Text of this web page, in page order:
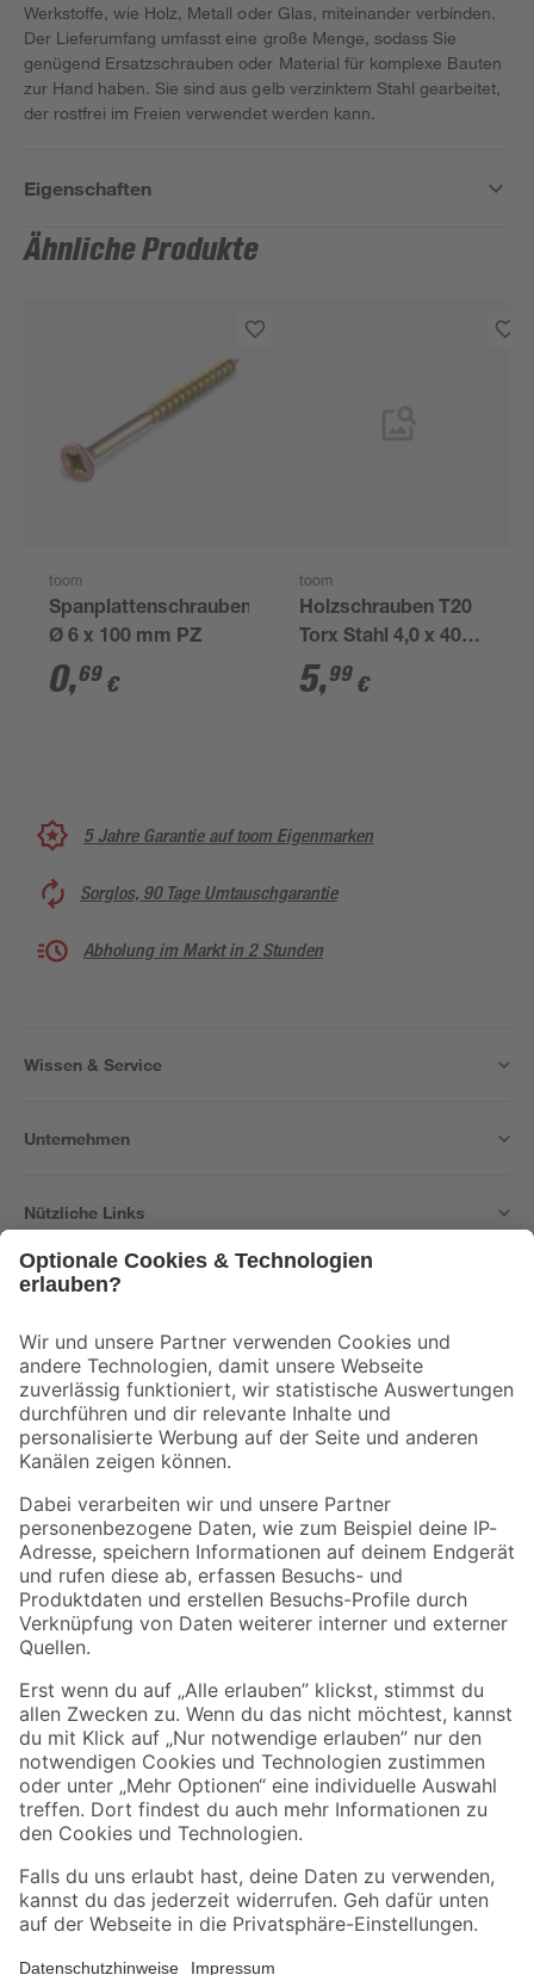
Werkstoffe, wie Holz, Metall oder Glas, miteinander verbinden.
Der Lieferumfang umfasst eine große Menge, sodass Sie
genügend Ersatzschrauben oder Material für komplexe Bauten
zur Hand haben. Sie sind aus gelb verzinktem Stahl gearbeitet,
der rostfrei im Freien verwendet werden kann.
Eigenschaften
Ähnliche Produkte
toom
Spanplattenschrauben
Ø 6 x 100 mm PZ
0,69 €
toom
Holzschrauben T20
Torx Stahl 4,0 x 40
mm 50 Stück
5,99 €
5 Jahre Garantie auf toom Eigenmarken
Sorglos, 90 Tage Umtauschgarantie
Abholung im Markt in 2 Stunden
Wissen & Service
Unternehmen
Nützliche Links
Der toom Newsletter: Keine Angebote und Aktionen mehr verpassen!
Zur Newsletter Anmeldung
Folge uns
Zahlungsarten Versandarten
Sicher einkaufen
Jetzt die toom-App herunterladen
Alle Preisangaben in EUR inkl. gesetzl. MwSt.. Die dargestellten Angebote sind unter
Umständen nicht in allen Märkten verfügbar. Die angegebenen Verfügbarkeiten beziehen
Produkte nur solange der Vorrat reicht.